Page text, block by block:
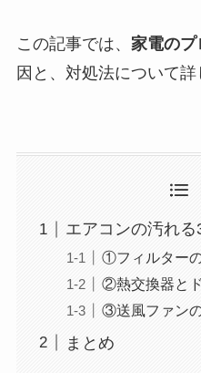
この記事では、 家電のプ
因と、対処法について詳
エアコンの汚れる
①フィルター
②熱交換器と
③送風ファン
まとめ